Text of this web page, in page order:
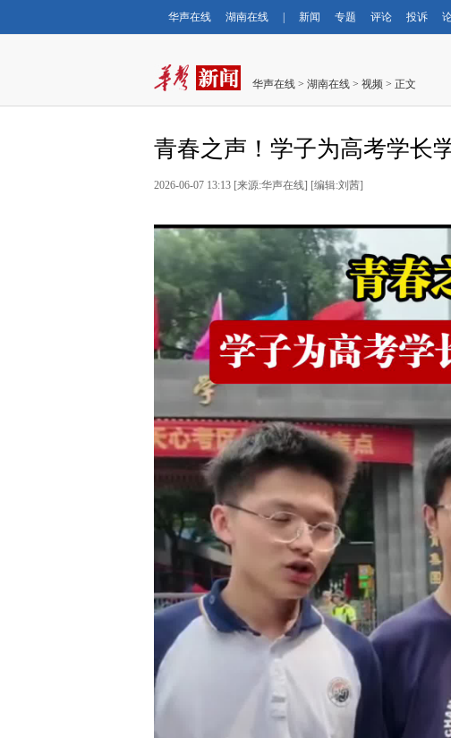
华声在线 湖南在线 新闻 专题 评论 投诉
华声在线 > 湖南在线 > 视频 > 正文
青春之声！学子为高考学长
2026-06-07 13:13 [来源:华声在线] [编辑:刘茜]